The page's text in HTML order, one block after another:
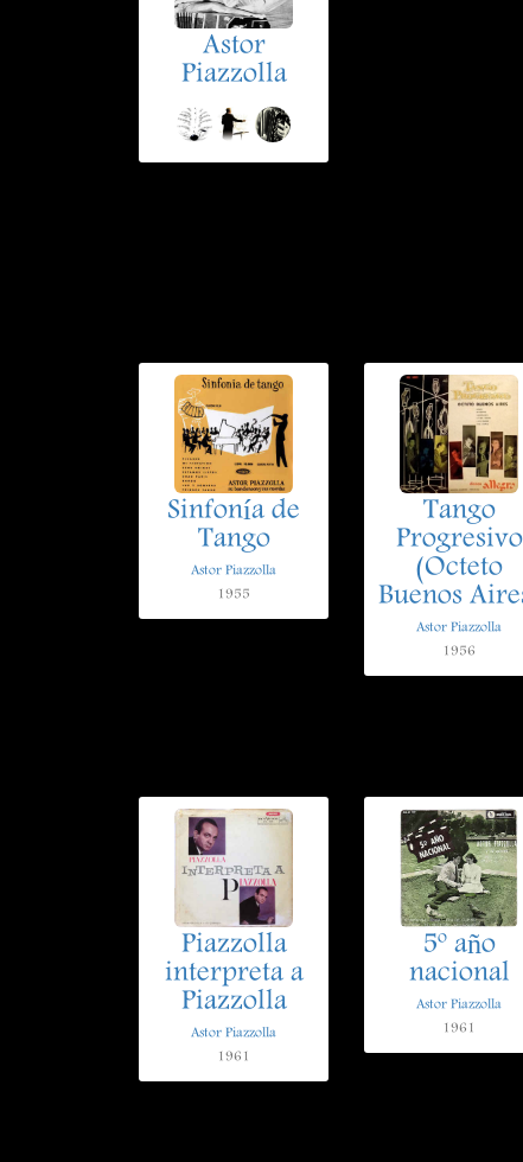
Astor
Piazzolla
Sinfonía de
Tango
Astor Piazzolla
1955
Tango
Progresivo
(Octeto
Buenos
Astor Piazzolla
1956
Piazzolla
interpreta a
Piazzolla
Astor Piazzolla
1961
5º año
nacional
Astor Piazzolla
1961